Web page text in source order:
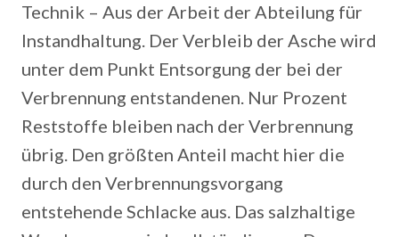
Technik – Aus der Arbeit der Abteilung für
Instandhaltung. Der Verbleib der Asche wird
unter dem Punkt Entsorgung der bei der
Verbrennung entstandenen. Nur Prozent
Reststoffe bleiben nach der Verbrennung
übrig. Den größten Anteil macht hier die
durch den Verbrennungsvorgang
entstehende Schlacke aus. Das salzhaltige